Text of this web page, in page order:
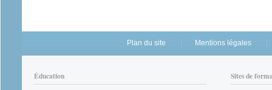
Plan du site Mentions légales
Éducation Sites de